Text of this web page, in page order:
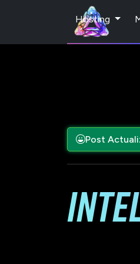
Hosting
Post